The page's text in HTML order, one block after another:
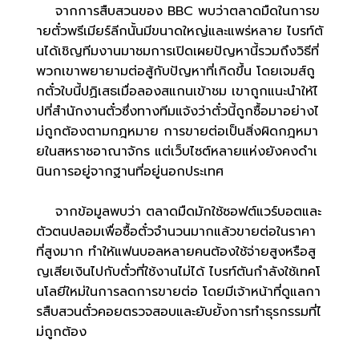
จากการสืบสวนของ BBC พบว่าตลาดมืดในการข
ายตั๋วพรีเมียร์ลีกนั้นมีขนาดใหญ่และแพร่หลาย ไบรท์ตั
นได้เชิญทีมงานมาชมการเปิดเผยปัญหานี้รวมถึงวิธีที่
พวกเขาพยายามต่อสู้กับปัญหาที่เกิดขึ้น โดยเจมส์ถู
กตั๋วใบนี้ปฏิเสธเมื่อลองสแกนเข้าชม เขาถูกแนะนำให้ไ
ปที่สำนักงานตั๋วซึ่งทางทีมแจ้งว่าตั๋วนี้ถูกซื้อมาอย่างไ
ม่ถูกต้องตามกฎหมาย การขายต่อเป็นสิ่งผิดกฎหมา
ยในสหราชอาณาจักร แต่เว็บไซต์หลายแห่งยังคงดำเ
นินการอยู่จากฐานที่อยู่นอกประเทศ
จากข้อมูลพบว่า ตลาดมืดมักใช้ซอฟต์แวร์บอตและ
ตัวตนปลอมเพื่อซื้อตั๋วจำนวนมากแล้วขายต่อในราคา
ที่สูงมาก ทำให้แฟนบอลหลายคนต้องใช้จ่ายสูงหรือสู
ญเสียเงินไปกับตั๋วที่ใช้งานไม่ได้ ไบรท์ตันกำลังใช้เทคโ
นโลยีใหม่ในการลดการขายต่อ โดยมีเจ้าหน้าที่ดูแลกา
รสืบสวนตั๋วคอยตรวจสอบและยับยั้งการทำธุรกรรมที่ไ
ม่ถูกต้อง